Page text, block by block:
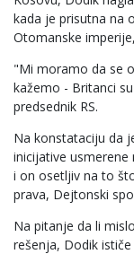
kada je prisutna na
Otomanske
"Mi moramo da se
kažemo - Britanci
predsednik RS.
Na konstataciju da
inicijative usmerene
i on osetljiv na to
prava, Dejtonski
Na pitanje da li
rešenja, Dodik